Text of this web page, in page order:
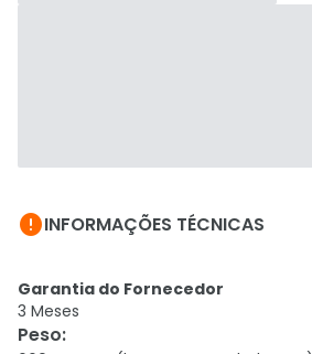
INFORMAÇÕES TÉCNICAS
Garantia do Fornecedor
3 Meses
Peso: